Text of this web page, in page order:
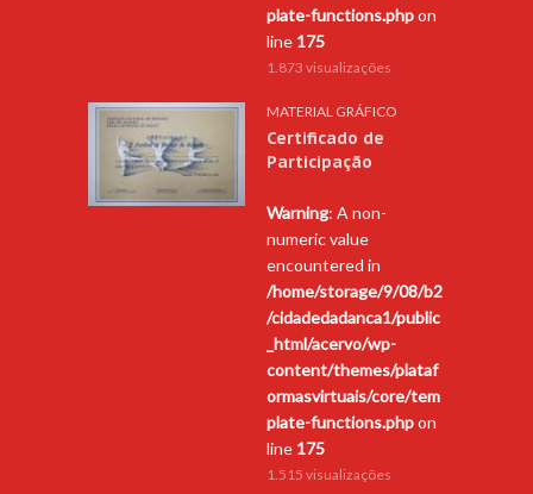
plate-functions.phpon
line 175
1.873 visualizações
MATERIAL GRÁFICO
Certificado de
Participação
Warning: A non-
numeric value
encountered in
/home/storage/9/08/b2
/cidadedadanca1/public
_html/acervo/wp-
content/themes/plataf
ormasvirtuais/core/tem
plate-functions.phpon
line 175
1.515 visualizações